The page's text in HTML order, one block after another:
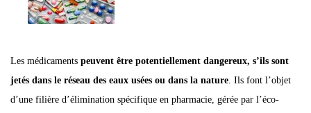
Les médicaments peuvent être potentiellement dangereux, s’ils sont
jetés dans le réseau des eaux usées ou dans la nature. Ils font l’objet
d’une filière d’élimination spécifique en pharmacie, gérée par l’éco-